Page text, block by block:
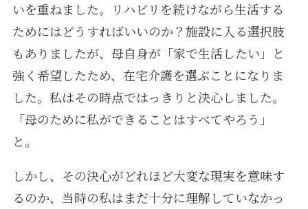
いを重ねました。リハビリを続けながら生活する
ためにはどうすればいいのか？施設に入る選択肢
もありましたが、母自身が「家で生活したい」と
強く希望したため、在宅介護を選ぶことになりま
した。私はその時点ではっきりと決心しました。
「母のために私ができることはすべてやろう」
と。
しかし、その決心がどれほど大変な現実を意味す
るのか、当時の私はまだ十分に理解していなかっ